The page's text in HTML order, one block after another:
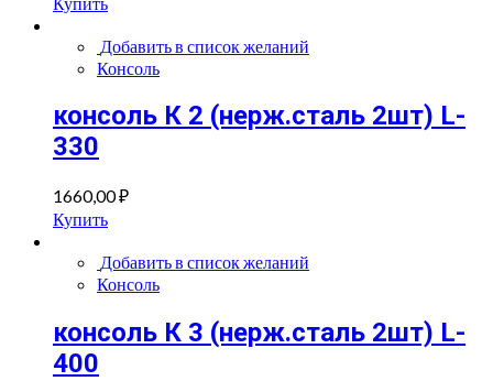
Добавить в список желаний
Консоль
консоль К 2 (нерж.сталь 2шт) L-
330
1660,00₽
Купить
Добавить в список желаний
Консоль
консоль К 3 (нерж.сталь 2шт) L-
400